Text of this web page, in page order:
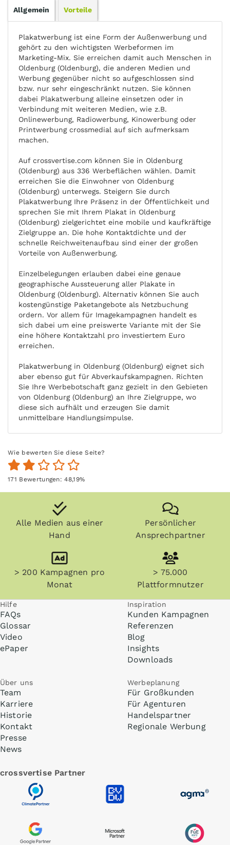
Allgemein Vorteile
Plakatwerbung ist eine Form der Außenwerbung und
gehört zu den wichtigsten Werbeformen im
Marketing-Mix. Sie erreichen damit auch Menschen in
Oldenburg (Oldenburg), die anderen Medien und
Werbung gegenüber nicht so aufgeschlossen sind
bzw. nur sehr eingeschränkt nutzen. Sie können
dabei Plakatwerbung alleine einsetzen oder in
Verbindung mit weiteren Medien, wie z.B.
Onlinewerbung, Radiowerbung, Kinowerbung oder
Printwerbung crossmedial auf sich aufmerksam
machen.
Auf crossvertise.com können Sie in Oldenburg
(Oldenburg) aus 336 Werbeflächen wählen. Damit
erreichen Sie die Einwohner von Oldenburg
(Oldenburg) unterwegs. Steigern Sie durch
Plakatwerbung Ihre Präsenz in der Öffentlichkeit und
sprechen Sie mit Ihrem Plakat in Oldenburg
(Oldenburg) zielgerichtet eine mobile und kaufkräftige
Zielgruppe an. Die hohe Kontaktdichte und der
schnelle Reichweitenaufbau sind einer der großen
Vorteile von Außenwerbung.
Einzelbelegungen erlauben dabei eine genaue
geographische Aussteuerung aller Plakate in
Oldenburg (Oldenburg). Alternativ können Sie auch
kostengünstige Paketangebote als Netzbuchung
ordern. Vor allem für Imagekampagnen handelt es
sich dabei um eine preiswerte Variante mit der Sie
eine höhere Kontaktzahl pro investiertem Euro
erreichen.
Plakatwerbung in Oldenburg (Oldenburg) eignet sich
aber ebenso gut für Abverkaufskampagnen. Richten
Sie Ihre Werbebotschaft ganz gezielt in den Gebieten
von Oldenburg (Oldenburg) an Ihre Zielgruppe, wo
diese sich aufhält und erzeugen Sie damit
unmittelbare Handlungsimpulse.
Wie bewerten Sie diese Seite?
171 Bewertungen:48,19%
Alle Medien aus einer
Hand
Persönlicher
Ansprechpartner
> 200 Kampagnen pro
Monat
> 75.000
Plattformnutzer
Hilfe
FAQs
Glossar
Video
ePaper
Inspiration
Kunden Kampagnen
Referenzen
Blog
Insights
Downloads
Über uns
Team
Karriere
Historie
Kontakt
Presse
News
Werbeplanung
Für Großkunden
Für Agenturen
Handelspartner
Regionale Werbung
crossvertise Partner